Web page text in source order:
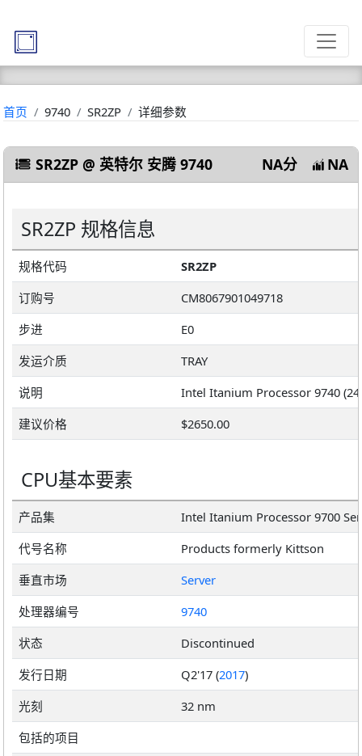
首页 9740 SR2ZP 详细参数
SR2ZP @ 英特尔 安腾 9740 NA分 NA
SR2ZP 规格信息
规格代码
SR2ZP
订购号
CM8067901049718
步进
E0
发运介质
TRAY
说明
建议价格
$2650.00
CPU基本要素
产品集
Intel Itanium Processor 9700
代号名称
Products formerly Kittson
垂直市场
Server
处理器编号
9740
状态
Discontinued
发行日期
Q2'17 (2017)
光刻
32 nm
包括的项目